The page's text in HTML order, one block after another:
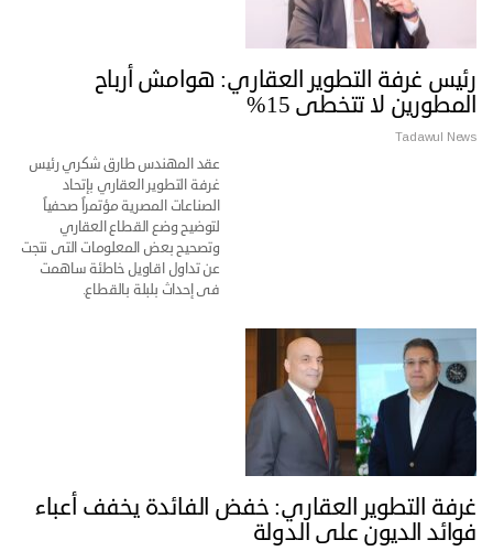
رئيس غرفة التطوير العقاري: هوامش أرباح
المطورين لا تتخطى 15%
Tadawul News
عقد المهندس طارق شكري رئيس
غرفة التطوير العقاري بإتحاد
الصناعات المصرية مؤتمراً صحفياً
لتوضيح وضع القطاع العقاري
وتصحيح بعض المعلومات التى نتجت
عن تداول اقاويل خاطئة ساهمت
فى إحداث بلبلة بالقطاع.
غرفة التطوير العقاري: خفض الفائدة يخفف أعباء
فوائد الديون على الدولة